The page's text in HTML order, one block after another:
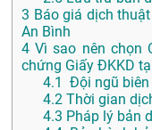
3 Báo giá dịch
An Bình
4 Vì sao nên chọn
chứng Giấy ĐKKD
4.1
Đội ngũ
4.2 Thời gian
4.3 Pháp lý bản